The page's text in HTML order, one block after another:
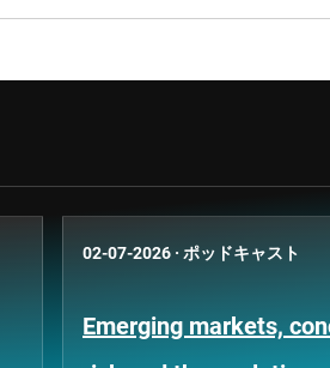
02-07-2026 · ポッドキャスト
Emerging markets,